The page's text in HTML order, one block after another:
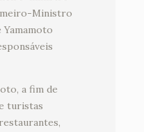
Ministro
a fim de
turistas